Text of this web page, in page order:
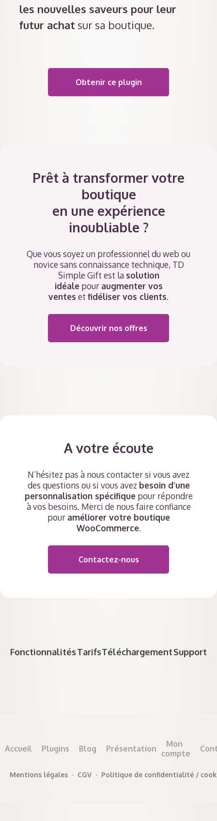
les nouvelles saveurs pour leur
futur achat sur sa boutique.
Obtenir ce plugin
Prêt à transformer votre
boutique
en une expérience
inoubliable ?
Que vous soyez un professionnel du web ou
novice sans connaissance technique, TD
Simple Gift est la solution
idéalepour augmenter vos
ventes et fidéliser vos clients.
Découvrir nos offres
A votre écoute
N’hésitez pas à nous contacter si vous avez
des questions ou si vous avez besoin d’une
personnalisation spécifiquepour répondre
à vos besoins. Merci de nous faire confiance
pour améliorer votre boutique
WooCommerce.
Contactez-nous
FonctionnalitésTarifsTéléchargementSupport
Accueil Plugins Blog Présentation
Mon
compte
Mentions légales - CGV - Politique de confidentialité /